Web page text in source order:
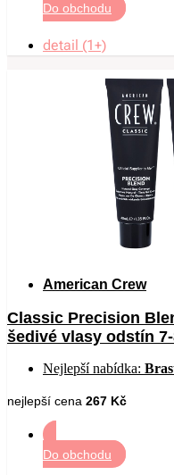
Do obchodu
detail (1+)
American Crew
Classic Precision
šedivé vlasy odstín
Nejlepší nabídka:
nejlepší cena 267 Kč
Do obchodu